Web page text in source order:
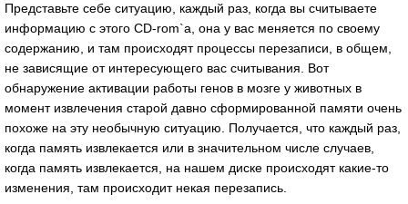
Представьте себе ситуацию, каждый раз, когда вы считываете
информацию с этого CD-rom`а, она у вас меняется по своему
содержанию, и там происходят процессы перезаписи, в общем,
не зависящие от интересующего вас считывания. Вот
обнаружение активации работы генов в мозге у животных в
момент извлечения старой давно сформированной памяти очень
похоже на эту необычную ситуацию. Получается, что каждый раз,
когда память извлекается или в значительном числе случаев,
когда память извлекается, на нашем диске происходят какие-то
изменения, там происходит некая перезапись.